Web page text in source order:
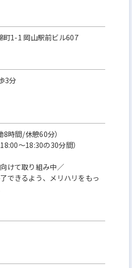
町1-1 岡山駅前ビル607
3分
時間/休憩60分）
～18:30の30分間）
けて取り組み中／
できるよう、メリハリをもっ